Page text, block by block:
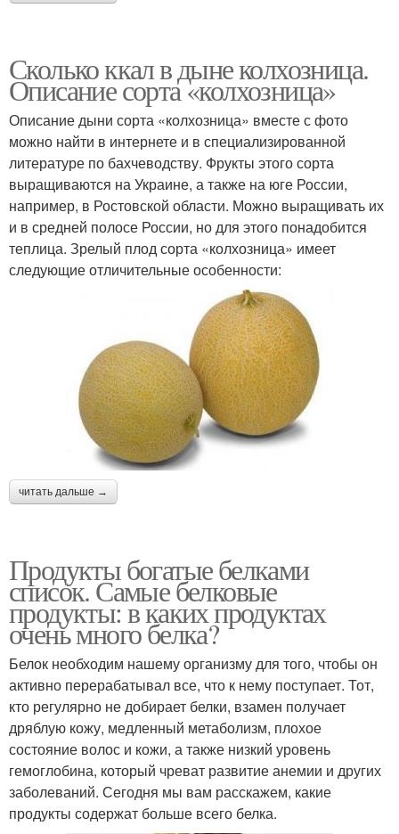
Сколько ккал в дыне колхозница.
Описание сорта «колхозница»
Описание дыни сорта «колхозница» вместе с фото
можно найти в интернете и в специализированной
литературе по бахчеводству. Фрукты этого сорта
выращиваются на Украине, а также на юге России,
например, в Ростовской области. Можно выращивать их
и в средней полосе России, но для этого понадобится
теплица. Зрелый плод сорта «колхозница» имеет
следующие отличительные особенности:
читать дальше →
Продукты богатые белками
список. Самые белковые
продукты: в каких продуктах
очень много белка?
Белок необходим нашему организму для того, чтобы он
активно перерабатывал все, что к нему поступает. Тот,
кто регулярно не добирает белки, взамен получает
дряблую кожу, медленный метаболизм, плохое
состояние волос и кожи, а также низкий уровень
гемоглобина, который чреват развитие анемии и других
заболеваний. Сегодня мы вам расскажем, какие
продукты содержат больше всего белка.